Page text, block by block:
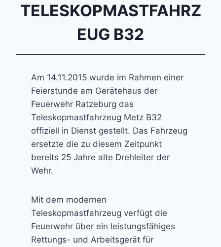
TELESKOPMASTFAHRZ
EUG B32
Am 14.11.2015 wurde im Rahmen einer
Feierstunde am Gerätehaus der
Feuerwehr Ratzeburg das
Teleskopmastfahrzeug Metz B32
offiziell in Dienst gestellt. Das Fahrzeug
ersetzte die zu diesem Zeitpunkt
bereits 25 Jahre alte Drehleiter der
Wehr.
Mit dem modernen
Teleskopmastfahrzeug verfügt die
Feuerwehr über ein leistungsfähiges
Rettungs- und Arbeitsgerät für